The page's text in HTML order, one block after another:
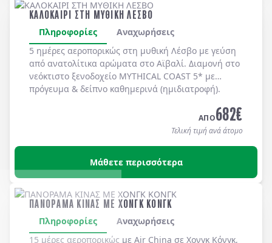
ΚΑΛΟΚΑΙΡΙ ΣΤΗ ΜΥΘΙΚΗ ΛΕΣΒΟ
Πληροφορίες
Αναχωρήσεις
5 ημέρες αεροπορικώς στη μυθική Λέσβο με γεύση
από ανατολίτικα αρώματα στο Αϊβαλί. Διαμονή στο
νεόκτιστο ξενοδοχείο MYTHICAL COAST 5* με
πρόγευμα & δείπνο καθημερινά (ημιδιατροφή).
ΑΠΟ682€
Τελική τιμή ανά άτομο
Μάθετε περισσότερα
ΠΑΝΟΡΑΜΑ ΚΙΝΑΣ ΜΕ ΧΟΝΓΚ ΚΟΝΓΚ
Πληροφορίες
Αναχωρήσεις
15 μέρες αεροπορικώς με Air China σε Χονγκ Κόνγκ,